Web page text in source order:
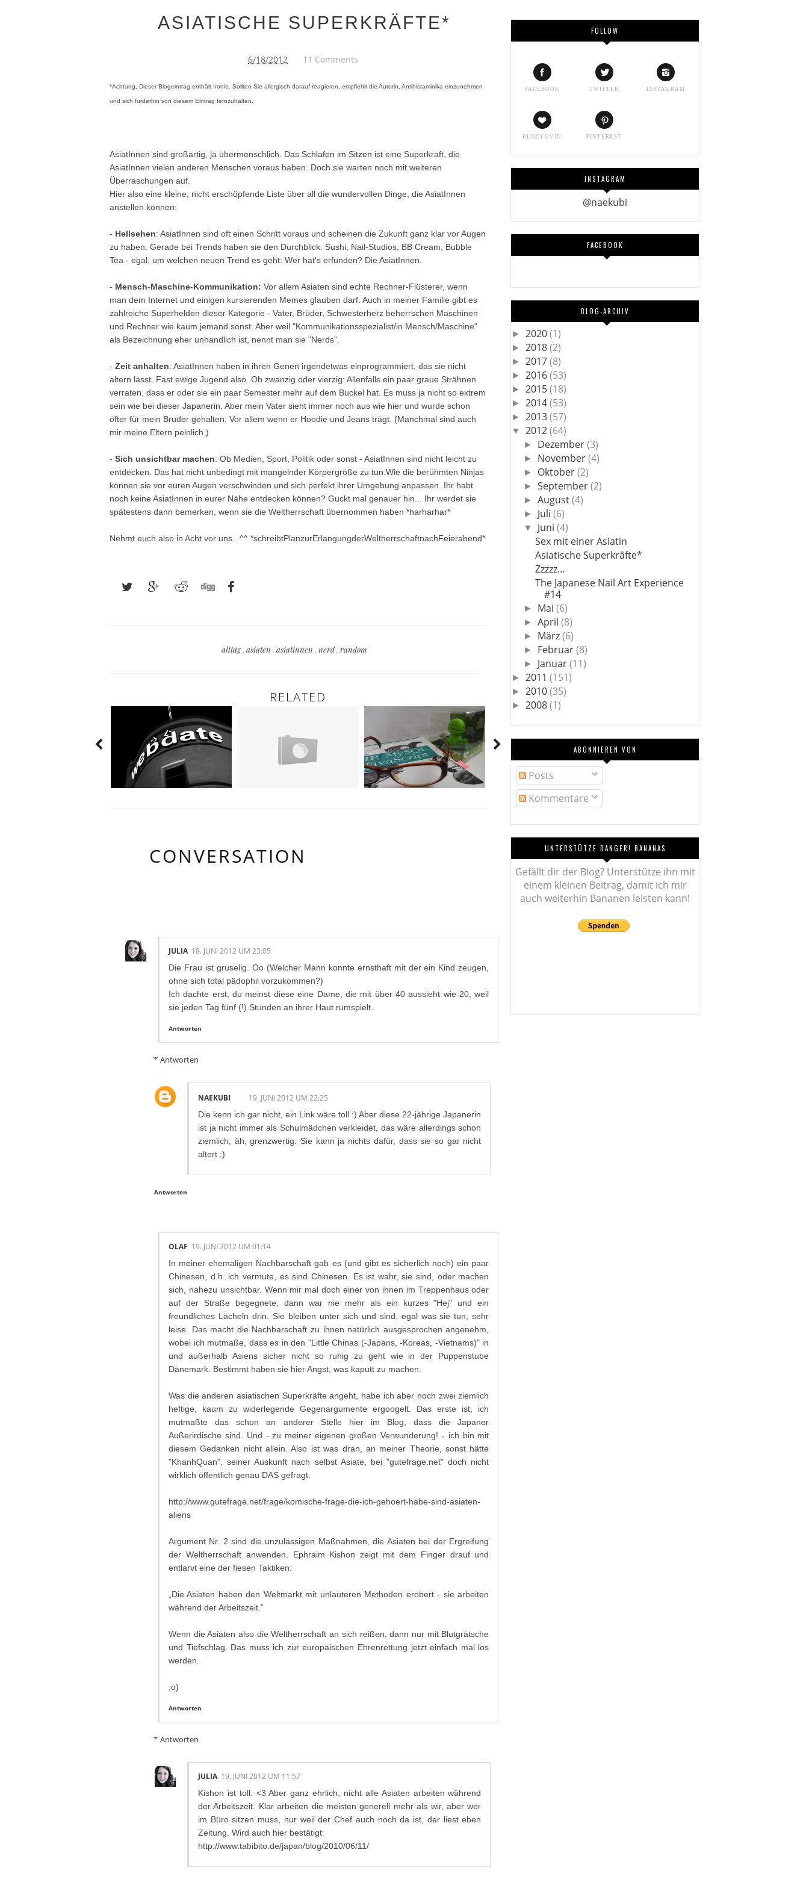
ASIATISCHE SUPERKRÄFTE*
6/18/2012 11 Comments
*Achtung. Dieser Blogeintrag enthält Ironie. Sollten Sie allergisch darauf reagieren, empfiehlt die Autorin, Antihistaminika einzunehmen
und sich fürderhin von diesem Eintrag fernzuhalten.
AsiatInnen sind großartig, ja übermenschlich. Das Schlafen im Sitzen ist eine Superkraft, die
AsiatInnen vielen anderen Menschen voraus haben. Doch sie warten noch mit weiteren
Überraschungen auf.
Hier also eine kleine, nicht erschöpfende Liste über all die wundervollen Dinge, die AsiatInnen
anstellen können:
- Hellsehen: AsiatInnen sind oft einen Schritt voraus und scheinen die Zukunft ganz klar vor Augen
zu haben. Gerade bei Trends haben sie den Durchblick. Sushi, Nail-Studios, BB Cream, Bubble
Tea - egal, um welchen neuen Trend es geht: Wer hat's erfunden? Die AsiatInnen.
- Mensch-Maschine-Kommunikation: Vor allem Asiaten sind echte Rechner-Flüsterer, wenn
man dem Internet und einigen kursierenden Memes glauben darf. Auch in meiner Familie gibt es
zahlreiche Superhelden dieser Kategorie - Vater, Brüder, Schwesterherz beherrschen Maschinen
und Rechner wie kaum jemand sonst. Aber weil "Kommunikationsspezialist/in Mensch/Maschine"
als Bezeichnung eher unhandlich ist, nennt man sie "Nerds".
- Zeit anhalten: AsiatInnen haben in ihren Genen irgendetwas einprogrammiert, das sie nicht
altern lässt. Fast ewige Jugend also. Ob zwanzig oder vierzig: Allenfalls ein paar graue Strähnen
verraten, dass er oder sie ein paar Semester mehr auf dem Buckel hat. Es muss ja nicht so extrem
sein wie bei dieser Japanerin . Aber mein Vater sieht immer noch aus wie hier und wurde schon
öfter für mein Bruder gehalten. Vor allem wenn er Hoodie und Jeans trägt. (Manchmal sind auch
mir meine Eltern peinlich.)
- Sich unsichtbar machen: Ob Medien, Sport, Politik oder sonst - AsiatInnen sind nicht leicht zu
entdecken. Das hat nicht unbedingt mit mangelnder Körpergröße zu tun.Wie die berühmten Ninjas
können sie vor euren Augen verschwinden und sich perfekt ihrer Umgebung anpassen. Ihr habt
noch keine AsiatInnen in eurer Nähe entdecken können? Guckt mal genauer hin... Ihr werdet sie
spätestens dann bemerken, wenn sie die Weltherrschaft übernommen haben *harharhar*
Nehmt euch also in Acht vor uns.. ^^ *schreibtPlanzurErlangungderWeltherrschaftnachFeierabend*
alltag,asiaten,asiatinnen,nerd,random
RELATED
CONVERSATION
JULIA 18. JUNI 2012 UM 23:05
Die Frau ist gruselig. Oo (Welcher Mann konnte ernsthaft mit der ein Kind zeugen,
ohne sich total pädophil vorzukommen?)
Ich dachte erst, du meinst diese eine Dame, die mit über 40 aussieht wie 20, weil
sie jeden Tag fünf (!) Stunden an ihrer Haut rumspielt.
Antworten
Antworten
NAEKUBI 19. JUNI 2012 UM 22:25
Die kenn ich gar nicht, ein Link wäre toll :) Aber diese 22-jährige Japanerin
ist ja nicht immer als Schulmädchen verkleidet, das wäre allerdings schon
ziemlich, äh, grenzwertig. Sie kann ja nichts dafür, dass sie so gar nicht
altert ;)
Antworten
OLAF 19. JUNI 2012 UM 01:14
In meiner ehemaligen Nachbarschaft gab es (und gibt es sicherlich noch) ein paar
Chinesen, d.h. ich vermute, es sind Chinesen. Es ist wahr, sie sind, oder machen
sich, nahezu unsichtbar. Wenn mir mal doch einer von ihnen im Treppenhaus oder
auf der Straße begegnete, dann war nie mehr als ein kurzes "Hej" und ein
freundliches Lächeln drin. Sie bleiben unter sich und sind, egal was sie tun, sehr
leise. Das macht die Nachbarschaft zu ihnen natürlich ausgesprochen angenehm,
wobei ich mutmaße, dass es in den "Little Chinas (-Japans, -Koreas, -Vietnams)" in
und außerhalb Asiens sicher nicht so ruhig zu geht wie in der Puppenstube
Dänemark. Bestimmt haben sie hier Angst, was kaputt zu machen.
Was die anderen asiatischen Superkräfte angeht, habe ich aber noch zwei ziemlich
heftige, kaum zu widerlegende Gegenargumente ergoogelt. Das erste ist, ich
mutmaßte das schon an anderer Stelle hier im Blog, dass die Japaner
Außerirdische sind. Und - zu meiner eigenen großen Verwunderung! - ich bin mit
diesem Gedanken nicht allein. Also ist was dran, an meiner Theorie, sonst hätte
"KhanhQuan", seiner Auskunft nach selbst Asiate, bei "gutefrage.net" doch nicht
wirklich öffentlich genau DAS gefragt.
http://www.gutefrage.net/frage/komische-frage-die-ich-gehoert-habe-sind-asiaten-
aliens
Argument Nr. 2 sind die unzulässigen Maßnahmen, die Asiaten bei der Ergreifung
der Weltherrschaft anwenden. Ephraim Kishon zeigt mit dem Finger drauf und
entlarvt eine der fiesen Taktiken:
„Die Asiaten haben den Weltmarkt mit unlauteren Methoden erobert - sie arbeiten
während der Arbeitszeit.”
Wenn die Asiaten also die Weltherrschaft an sich reißen, dann nur mit Blutgrätsche
und Tiefschlag. Das muss ich zur europäischen Ehrenrettung jetzt einfach mal los
werden.
;o)
Antworten
Antworten
JULIA 19. JUNI 2012 UM 11:57
Kishon ist toll. <3 Aber ganz ehrlich, nicht alle Asiaten arbeiten während
der Arbeitszeit. Klar arbeiten die meisten generell mehr als wir, aber wer
im Büro sitzen muss, nur weil der Chef auch noch da ist, der liest eben
Zeitung. Wird auch hier bestätigt:
http://www.tabibito.de/japan/blog/2010/06/11/
FOLLOW
FACEBOOK TWITTER INSTAGRAM
BLOGLOVIN PINTEREST
INSTAGRAM
@naekubi
FACEBOOK
BLOG-ARCHIV
► 2020(1)
► 2018(2)
► 2017(8)
► 2016(53)
► 2015(18)
► 2014(53)
► 2013(57)
▼ 2012(64)
► Dezember(3)
► November(4)
► Oktober(2)
► September(2)
► August(4)
► Juli (6)
▼ Juni (4)
Sex mit einer Asiatin
Asiatische Superkräfte*
Zzzzz...
The Japanese Nail Art Experience
#14
► Mai (6)
► April (8)
► März(6)
► Februar(8)
► Januar(11)
► 2011(151)
► 2010(35)
► 2008(1)
ABONNIEREN VON
Posts
Kommentare
UNTERSTÜTZE DANGER! BANANAS
Gefällt dir der Blog? Unterstütze ihn mit
einem kleinen Beitrag, damit ich mir
auch weiterhin Bananen leisten kann!